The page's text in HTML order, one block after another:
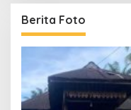
Berita Foto